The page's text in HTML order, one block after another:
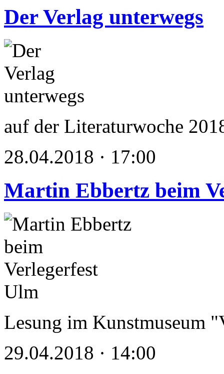
Der Verlag unterwegs
auf der Literaturwoche
28.04.2018 · 17:00
Martin Ebbertz beim
Lesung im Kunstmuseum
29.04.2018 · 14:00